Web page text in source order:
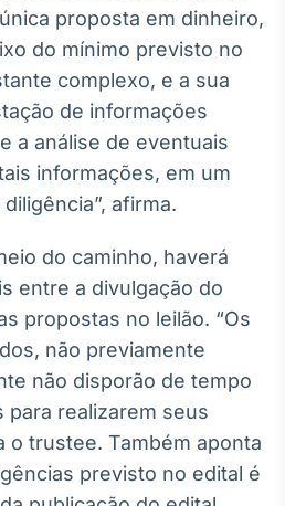
IA
BroadFast
Gestão de
Investimentos
Em breve
proposta em dinheiro,
do mínimo previsto no
complexo, e a sua
de informações
a análise de eventuais
informações, em um
afirma.
do caminho, haverá
entre a divulgação do
propostas no leilão. “Os
não previamente
não disporão de tempo
realizarem seus
o trustee. Também aponta
previsto no edital é